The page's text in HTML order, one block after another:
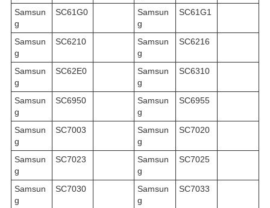
Samsun
g
SC61G0
Samsun
g
SC61G1
Samsun
g
SC6210
Samsun
g
SC6216
Samsun
g
SC62E0
Samsun
g
SC6310
Samsun
g
SC6950
Samsun
g
SC6955
Samsun
g
SC7003
Samsun
g
SC7020
Samsun
g
SC7023
Samsun
g
SC7025
Samsun
g
SC7030
Samsun
g
SC7033